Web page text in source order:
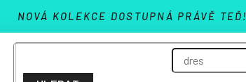
NOVÁ KOLEKCE DOSTUPNÁ PRÁVĚ TEĎ!